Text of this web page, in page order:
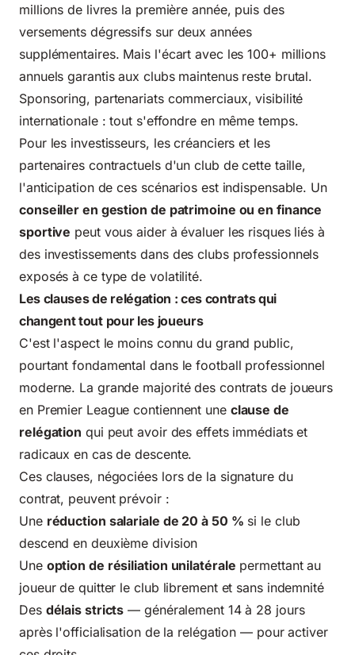
millions de livres la première année, puis des
versements dégressifs sur deux années
supplémentaires. Mais l'écart avec les 100+ millions
annuels garantis aux clubs maintenus reste brutal.
Sponsoring, partenariats commerciaux, visibilité
internationale : tout s'effondre en même temps.
Pour les investisseurs, les créanciers et les
partenaires contractuels d'un club de cette taille,
l'anticipation de ces scénarios est indispensable. Un
conseiller en gestion de patrimoine ou en finance
sportive peut vous aider à évaluer les risques liés à
des investissements dans des clubs professionnels
exposés à ce type de volatilité.
Les clauses de relégation : ces contrats qui
changent tout pour les joueurs
C'est l'aspect le moins connu du grand public,
pourtant fondamental dans le football professionnel
moderne. La grande majorité des contrats de joueurs
en Premier League contiennent une clause de
relégation qui peut avoir des effets immédiats et
radicaux en cas de descente.
Ces clauses, négociées lors de la signature du
contrat, peuvent prévoir :
Une réduction salariale de 20 à 50 % si le club
descend en deuxième division
Une option de résiliation unilatérale permettant au
joueur de quitter le club librement et sans indemnité
Des délais stricts — généralement 14 à 28 jours
après l'officialisation de la relégation — pour activer